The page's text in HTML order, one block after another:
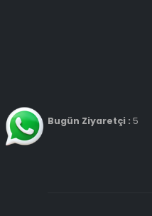
Bugün Ziyaretçi : 5